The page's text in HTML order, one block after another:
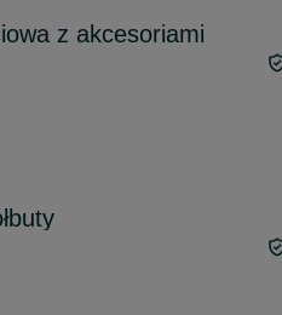
z akcesoriami